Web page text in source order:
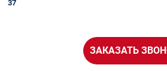
37
ЗАКАЗАТЬ